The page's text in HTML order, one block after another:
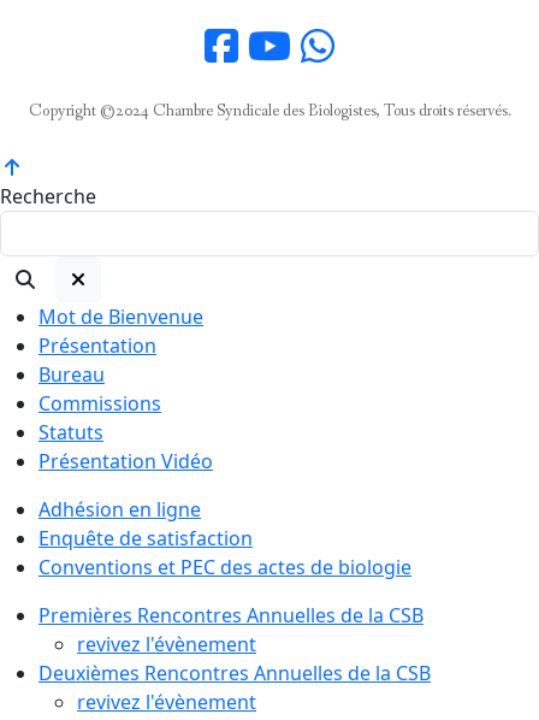
Copyright ©2024 Chambre Syndicale des Biologistes, Tous droits réservés.
Recherche
Mot de Bienvenue
Présentation
Bureau
Commissions
Statuts
Présentation Vidéo
Adhésion en ligne
Enquête de satisfaction
Conventions et PEC des actes de biologie
Premières Rencontres Annuelles de la CSB
revivez l'évènement
Deuxièmes Rencontres Annuelles de la CSB
revivez l'évènement